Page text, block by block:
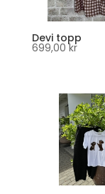
Devi topp
699,00kr